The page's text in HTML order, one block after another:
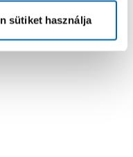
sütiket használja